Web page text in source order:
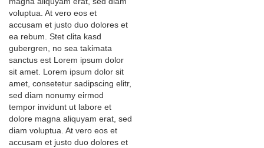
voluptua. At vero eos et
accusam et justo duo dolores et
ea rebum. Stet clita kasd
gubergren, no sea takimata
sanctus est Lorem ipsum dolor
sit amet. Lorem ipsum dolor sit
amet, consetetur sadipscing elitr,
sed diam nonumy eirmod
tempor invidunt ut labore et
dolore magna aliquyam erat, sed
diam voluptua. At vero eos et
accusam et justo duo dolores et